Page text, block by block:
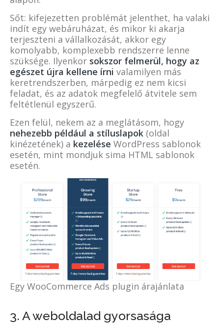
Sőt: kifejezetten problémát jelenthet, ha valaki
indít egy webáruházat, és mikor ki akarja
terjeszteni a vállalkozását, akkor egy
komolyabb, komplexebb rendszerre lenne
szüksége. Ilyenkor sokszor felmerül, hogy az
egészet újra kellene írni valamilyen más
keretrendszerben, márpedig ez nem kicsi
feladat, és az adatok megfelelő átvitele sem
feltétlenül egyszerű.
Ezen felül, nekem az a meglátásom, hogy
nehezebb például a stíluslapok (oldal
kinézetének) a kezelése WordPress sablonok
esetén, mint mondjuk sima HTML sablonok
esetén.
Egy WooCommerce Ads plugin árajánlata
3. A weboldalad gyorsasága